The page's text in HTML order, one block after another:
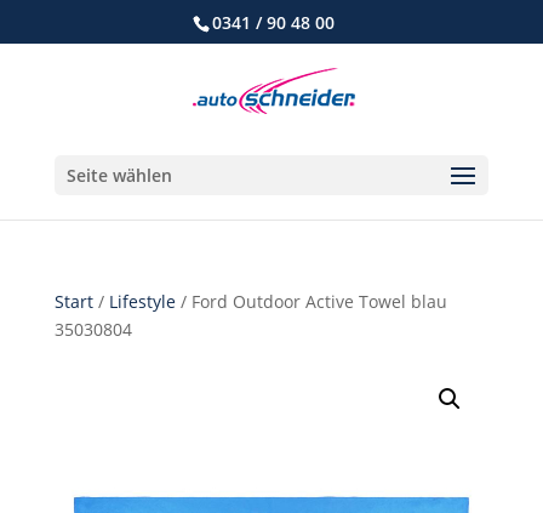
0341 / 90 48 00
Seite wählen
Start/ Lifestyle/ Ford Outdoor Active Towel blau
35030804